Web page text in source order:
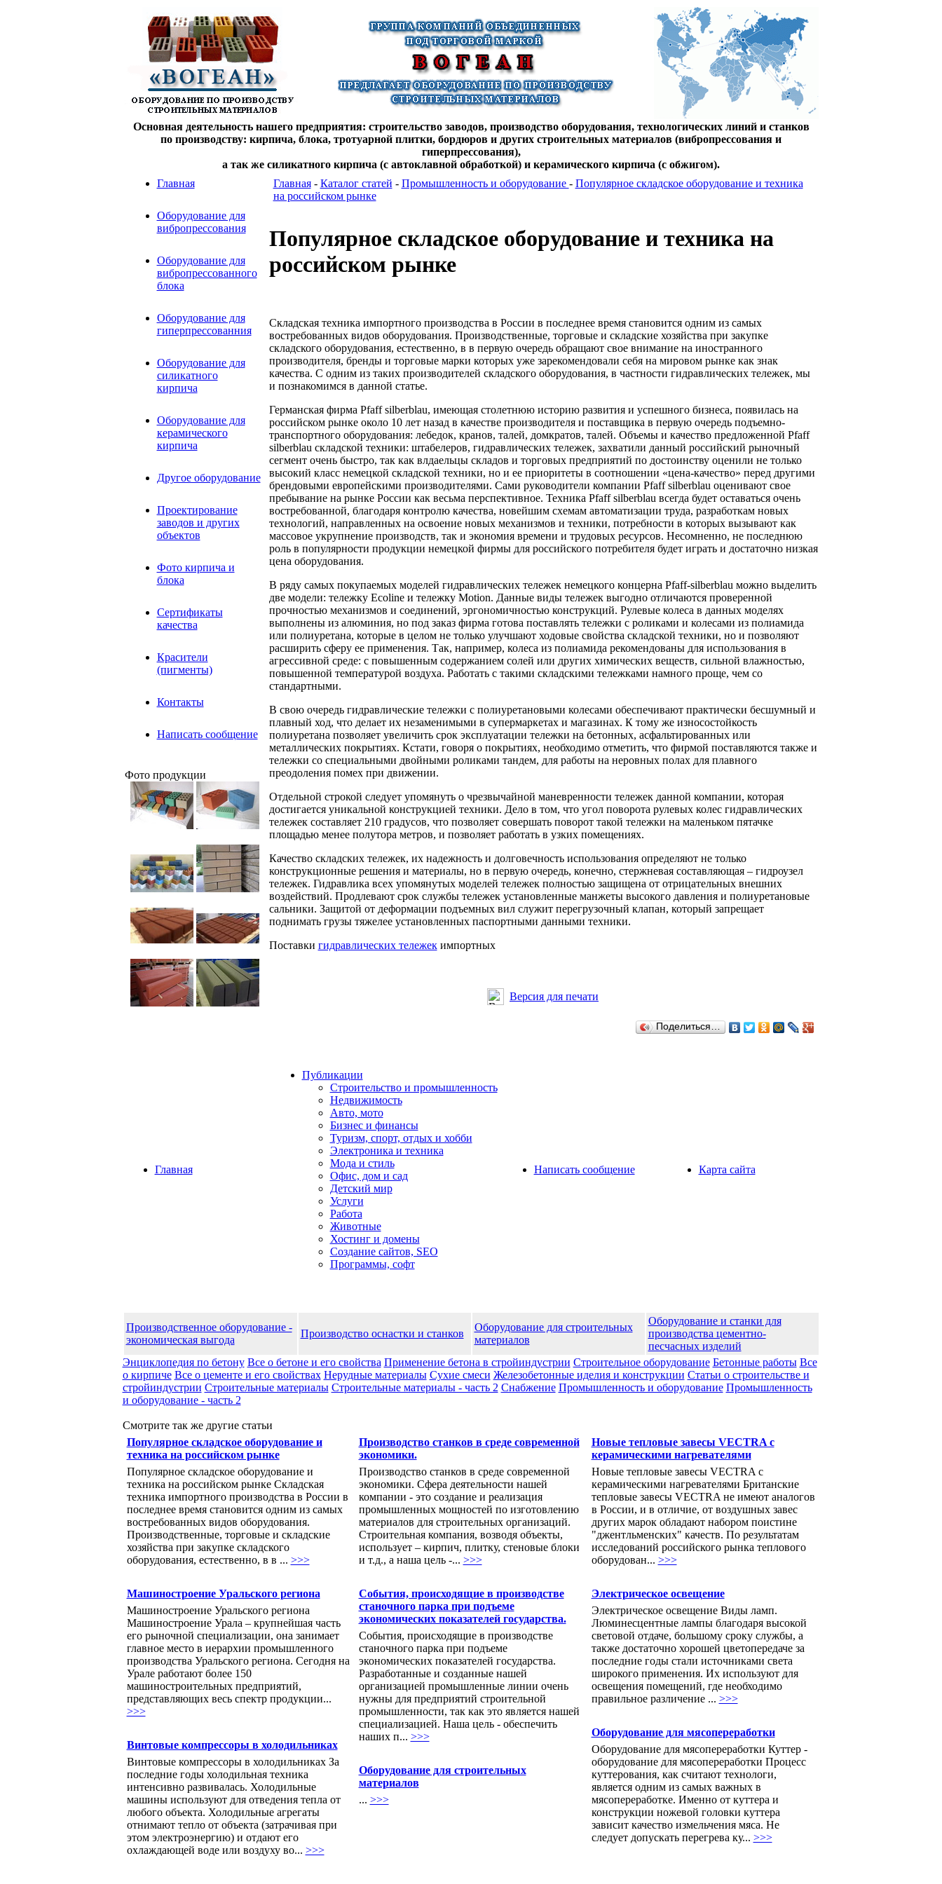
Основная деятельность нашего предприятия: строительство заводов, производство оборудования, технологических линий и станков
по производству: кирпича, блока, тротуарной плитки, бордюров и других строительных материалов (вибропрессования и
гиперпрессования),
а так же силикатного кирпича (с автоклавной обработкой) и керамического кирпича (с обжигом).
Главная
Оборудование для
вибропрессования
Оборудование для
вибропрессованного
блока
Оборудование для
гиперпрессованния
Оборудование для
силикатного
кирпича
Оборудование для
керамического
кирпича
Другое оборудование
Проектирование
заводов и других
объектов
Фото кирпича и
блока
Сертификаты
качества
Красители
(пигменты)
Контакты
Написать сообщение
Фото продукции
Главная- Каталог статей - Промышленноcть и оборудование - Популярное складское оборудование и техника
на российском рынке
Популярное складское оборудование и техника на
российском рынке
Складская техника импортного производства в России в последнее время становится одним из самых
востребованных видов оборудования. Производственные, торговые и складские хозяйства при закупке
складского оборудования, естественно, в в первую очередь обращают свое внимание на иностранного
производителя, бренды и торговые марки которых уже зарекомендовали себя на мировом рынке как знак
качества. С одним из таких производителей складского оборудования, в частности гидравлических тележек, мы
и познакомимся в данной статье.
Германская фирма Pfaff silberblau, имеющая столетнюю историю развития и успешного бизнеса, появилась на
российском рынке около 10 лет назад в качестве производителя и поставщика в первую очередь подъемно-
транспортного оборудования: лебедок, кранов, талей, домкратов, талей. Объемы и качество предложенной Pfaff
silberblau складской техники: штабелеров, гидравлических тележек, захватили данный российский рыночный
сегмент очень быстро, так как влдаельцы складов и торговых предприятий по достоинству оценили не только
высокий класс немецкой складской техники, но и ее приоритеты в соотношении «цена-качество» перед другими
брендовыми европейскими производителями. Сами руководители компании Pfaff silberblau оценивают свое
пребывание на рынке России как весьма перспективное. Техника Pfaff silberblau всегда будет оставаться очень
востребованной, благодаря контролю качества, новейшим схемам автоматизации труда, разработкам новых
технологий, направленных на освоение новых механизмов и техники, потребности в которых вызывают как
массовое укрупнение производств, так и экономия времени и трудовых ресурсов. Несомненно, не последнюю
роль в популярности продукции немецкой фирмы для российского потребителя будет играть и достаточно низкая
цена оборудования.
В ряду самых покупаемых моделей гидравлических тележек немецкого концерна Pfaff-silberblau можно выделить
две модели: тележку Ecoline и тележку Motion. Данные виды тележек выгодно отличаются проверенной
прочностью механизмов и соединений, эргономичностью конструкций. Рулевые колеса в данных моделях
выполнены из алюминия, но под заказ фирма готова поставлять тележки с роликами и колесами из полиамида
или полиуретана, которые в целом не только улучшают ходовые свойства складской техники, но и позволяют
расширить сферу ее применения. Так, например, колеса из полиамида рекомендованы для использования в
агрессивной среде: с повышенным содержанием солей или других химических веществ, сильной влажностью,
повышенной температурой воздуха. Работать с такими складскими тележками намного проще, чем со
стандартными.
В свою очередь гидравлические тележки с полиуретановыми колесами обеспечивают практически бесшумный и
плавный ход, что делает их незаменимыми в супермаркетах и магазинах. К тому же износостойкость
полиуретана позволяет увеличить срок эксплуатации тележки на бетонных, асфальтированных или
металлических покрытиях. Кстати, говоря о покрытиях, необходимо отметить, что фирмой поставляются также и
тележки со специальными двойными роликами тандем, для работы на неровных полах для плавного
преодоления помех при движении.
Отдельной строкой следует упомянуть о чрезвычайной маневренности тележек данной компании, которая
достигается уникальной конструкцией техники. Дело в том, что угол поворота рулевых колес гидравлических
тележек составляет 210 градусов, что позволяет совершать поворот такой тележки на маленьком пятачке
площадью менее полутора метров, и позволяет работать в узких помещениях.
Качество складских тележек, их надежность и долговечность использования определяют не только
конструкционные решения и материалы, но в первую очередь, конечно, стержневая составляющая – гидроузел
тележек. Гидравлика всех упомянутых моделей тележек полностью защищена от отрицательных внешних
воздействий. Продлевают срок службы тележек установленные манжеты высокого давления и полиуретановые
сальники. Защитой от деформации подъемных вил служит перегрузочный клапан, который запрещает
поднимать грузы тяжелее установленных паспортными данными техники.
Поставки гидравлических тележекимпортных
Версия для печати
Поделиться…
Главная
Публикации
Строительство и промышленность
Недвижимость
Авто, мото
Бизнес и финансы
Туризм, спорт, отдых и хобби
Электроника и техника
Мода и стиль
Офис, дом и cад
Детский мир
Услуги
Работа
Животные
Хостинг и домены
Создание сайтов, SEO
Программы, софт
Написать сообщение Карта сайта
Производственное оборудование -
экономическая выгода
Производство оснастки и станков
Оборудование для строительных
материалов
Оборудование и станки для
производства цементно-
песчасных изделий
Энциклопедия по бетону Все о бетоне и его свойства Применение бетона в стройиндустрии Строительное оборудование Бетонные работы Все
о кирпиче Все о цементе и его свойствах Нерудные материалы Сухие смеси Железобетонные иделия и конструкции Статьи о строительстве и
стройиндустрии Строительные материалы Строительные материалы - часть 2 Снабжение Промышленноcть и оборудование Промышленноcть
и оборудование - часть 2
Смотрите так же другие статьи
Популярное складское оборудование и
техника на российском рынке
Популярное складское оборудование и
техника на российском рынке Складская
техника импортного производства в России в
последнее время становится одним из самых
востребованных видов оборудования.
Производственные, торговые и складские
хозяйства при закупке складского
оборудования, естественно, в в ... >>>
Машиностроение Уральского региона
Машиностроение Уральского региона
Машиностроение Урала – крупнейшая часть
его рыночной специализации, она занимает
главное место в иерархии промышленного
производства Уральского региона. Сегодня на
Урале работают более 150
машиностроительных предприятий,
представляющих весь спектр продукции...
>>>
Винтовые компрессоры в холодильниках
Винтовые компрессоры в холодильниках За
последние годы холодильная техника
интенсивно развивалась. Холодильные
машины используют для отведения тепла от
любого объекта. Холодильные агрегаты
отнимают тепло от объекта (затрачивая при
этом электроэнергию) и отдают его
охлаждающей воде или воздуху во... >>>
Производство станков в среде современной
экономики.
Производство станков в среде современной
экономики. Сфера деятельности нашей
компании - это создание и реализация
промышленных мощностей по изготовлению
материалов для строительных организаций.
Строительная компания, возводя объекты,
использует – кирпич, плитку, стеновые блоки
и т.д., а наша цель -... >>>
События, происходящие в производстве
станочного парка при подъеме
экономических показателей государства.
События, происходящие в производстве
станочного парка при подъеме
экономических показателей государства.
Разработанные и созданные нашей
организацией промышленные линии очень
нужны для предприятий строительной
промышленности, так как это является нашей
специализацией. Наша цель - обеспечить
наших п... >>>
Оборудование для строительных
материалов
... >>>
Новые тепловые завесы VECTRA с
керамическими нагревателями
Новые тепловые завесы VECTRA с
керамическими нагревателями Британские
тепловые завесы VECTRA не имеют аналогов
в России, и в отличие, от воздушных завес
других марок обладают набором поистине
"джентльменских" качеств. По результатам
исследований российского рынка теплового
оборудован... >>>
Электрическое освещение
Электрическое освещение Виды ламп.
Люминесцентные лампы благодаря высокой
световой отдаче, большому сроку службы, а
также достаточно хорошей цветопередаче за
последние годы стали источниками света
широкого применения. Их используют для
освещения помещений, где необходимо
правильное различение ... >>>
Оборудование для мясопереработки
Оборудование для мясопереработки Куттер -
оборудование для мясопереработки Процесс
куттерования, как считают технологи,
является одним из самых важных в
мясопереработке. Именно от куттера и
конструкции ножевой головки куттера
зависит качество измельчения мяса. Не
следует допускать перегрева ку... >>>